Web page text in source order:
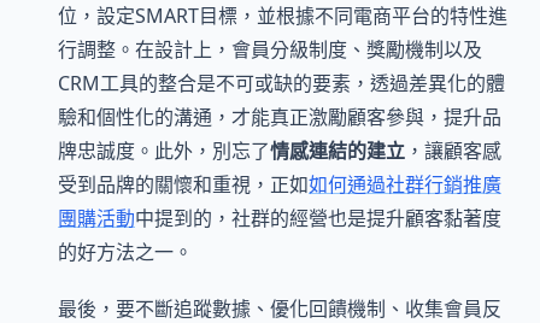
位，設定SMART目標，並根據不同電商平台的特性進
行調整。在設計上，會員分級制度、獎勵機制以及
CRM工具的整合是不可或缺的要素，透過差異化的體
驗和個性化的溝通，才能真正激勵顧客參與，提升品
牌忠誠度。此外，別忘了情感連結的建立 ，讓顧客感
受到品牌的關懷和重視，正如如何通過社群行銷推廣
團購活動中提到的，社群的經營也是提升顧客黏著度
的好方法之一。
最後，要不斷追蹤數據、優化回饋機制、收集會員反